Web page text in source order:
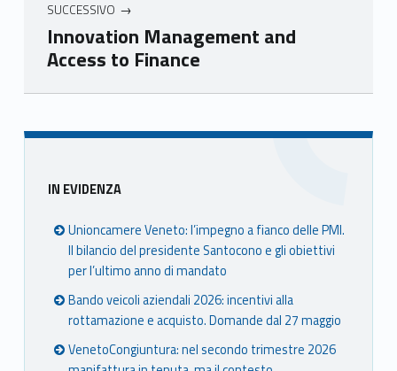
SUCCESSIVO
Innovation Management and
Access to Finance
Skip back to main navigation
Sidebar
IN EVIDENZA
Unioncamere Veneto: l’impegno a fianco delle PMI.
Il bilancio del presidente Santocono e gli obiettivi
per l’ultimo anno di mandato
Bando veicoli aziendali 2026: incentivi alla
rottamazione e acquisto. Domande dal 27 maggio
VenetoCongiuntura: nel secondo trimestre 2026